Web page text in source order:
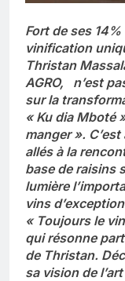
Fort de ses
vinification
Thristan
AGRO, n’est
sur la
« Ku dia Mboté
manger ».
allés à la
base de raisins
lumière
vins
« Toujours le
qui résonne
de Thristan.
sa vision de